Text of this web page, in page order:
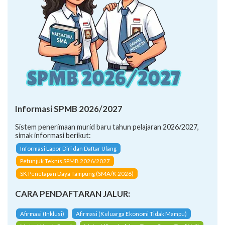
Informasi SPMB 2026/2027
simak informasi berikut:
Petunjuk Teknis SPMB 2026/2027
SK Penetapan Daya Tampung (SMA/K 2026)
CARA PENDAFTARAN JALUR:
Mutasi (Anak Guru)
Mutasi (Perpindahan Tugas Orang Tua/Wali)
Prestasi (Kemampuan Akademik)
Prestasi (Akademik Sains, RisTek/Akademik Lainnya)